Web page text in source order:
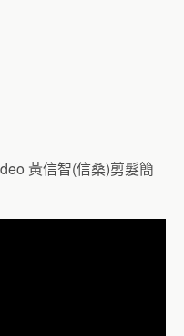
黃信智(信桑)剪髮簡